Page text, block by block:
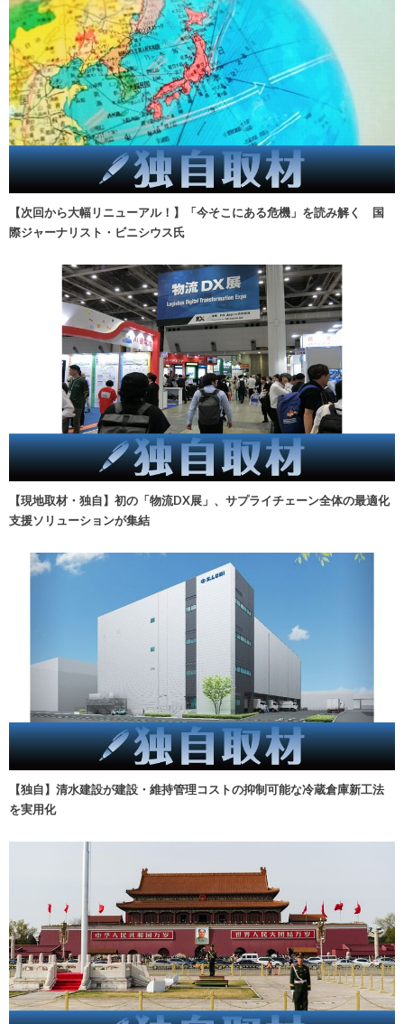
【次回から大幅リニューアル！】「今そこにある危機」を読み解く 国
際ジャーナリスト・ビニシウス氏
【現地取材・独自】初の「物流DX展」、サプライチェーン全体の最適化
支援ソリューションが集結
【独自】清水建設が建設・維持管理コストの抑制可能な冷蔵倉庫新工法
を実用化